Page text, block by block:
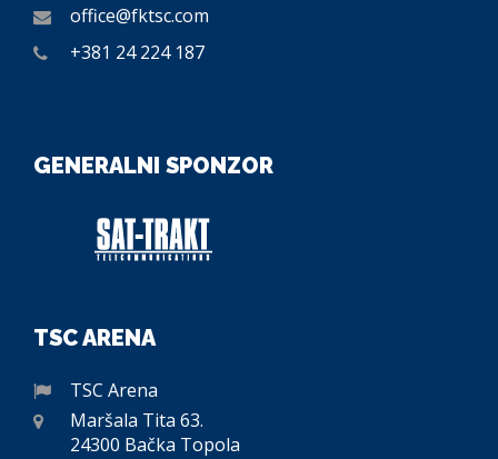
office@fktsc.com
+381 24 224 187
GENERALNI SPONZOR
TSC ARENA
TSC Arena
Maršala Tita 63.
24300 Bačka Topola